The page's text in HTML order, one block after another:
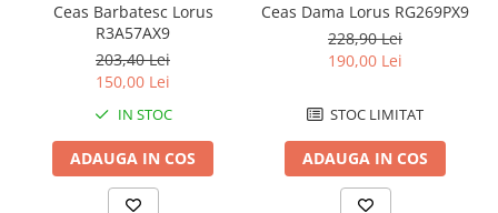
Clesti Miniatura
Curatare si Intretinere
Cutii Pastrare Ceasuri
Dispozitive Bratari si Curele
Dispozitive Capace Ceas
Extractoare Indicatoare
Ceas Barbatesc Lorus
R3A57AX9
203,40 Lei
150,00 Lei
IN STOC
ADAUGA IN COS
Ceas Dama Lorus RG269PX9
228,90 Lei
190,00 Lei
STOC LIMITAT
ADAUGA IN COS